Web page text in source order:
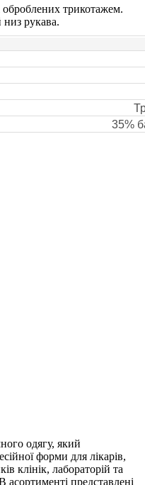
оброблених трикотажем.
рукава.
35%
одягу, який
форми для лікарів,
клінік, лабораторій та
асортименті представлені